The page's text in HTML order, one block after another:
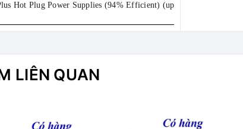
Hot Plug Power Supplies (94% Efficient) (upgradeable
LIÊN QUAN